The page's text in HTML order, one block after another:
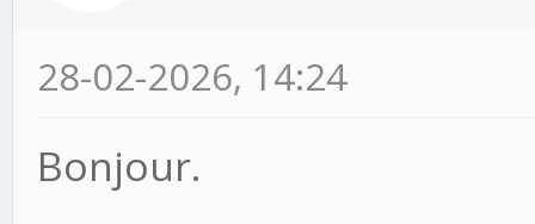
28-02-2026, 14:24
Bonjour.